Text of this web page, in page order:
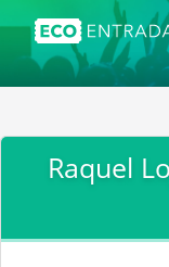
Raquel